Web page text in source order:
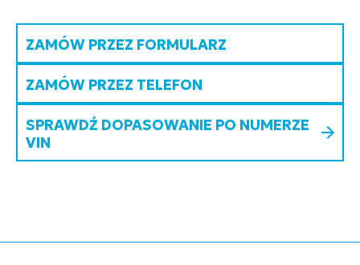
ZAMÓW PRZEZ FORMULARZ
ZAMÓW PRZEZ TELEFON
SPRAWDŹ DOPASOWANIE PO NUMERZE
VIN